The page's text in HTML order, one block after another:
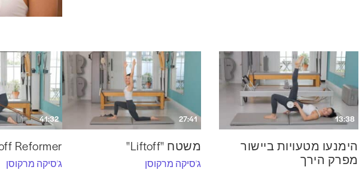
13:38
הימנעו מטעויות ביישור
מפרק הירך
27:41
משטח "Liftoff"
ג'סיקה מרקוסן
41:32
Reformer
ג'סיקה מרקוסן